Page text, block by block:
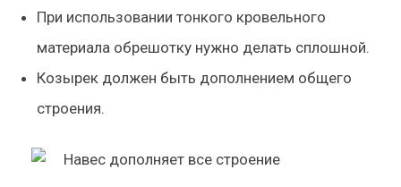
При использовании тонкого кровельного
материала обрешотку нужно делать сплошной.
Козырек должен быть дополнением общего
строения.